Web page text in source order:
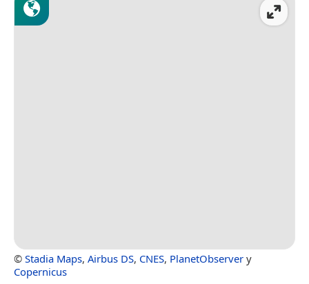
© Stadia Maps, Airbus DS, CNES, PlanetObserver y
Copernicus